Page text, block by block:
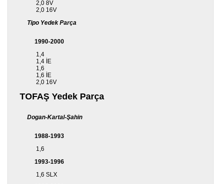
2,0 8V
2,0 16V
Tipo Yedek Parça
1990-2000
1,4
1,4 İE
1,6
1,6 İE
2,0 16V
TOFAŞ Yedek Parça
Dogan-Kartal-Şahin
1988-1993
1,6
1993-1996
1,6 SLX